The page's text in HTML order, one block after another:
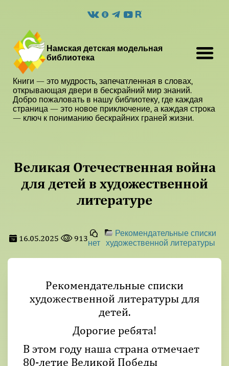
Намская детская модельная
библиотека
Книги — это мудрость, запечатленная в словах,
открывающая двери в бескрайний мир знаний.
Добро пожаловать в нашу библиотеку, где каждая
страница — это новое приключение, а каждая строка
— ключ к пониманию бескрайних граней жизни.
Великая Отечественная война
для детей в художественной
литературе
16.05.2025 913
нет
Рекомендательные списки
художественной литературы
Рекомендательные списки
художественной литературы для
детей.
Дорогие ребята!
В этом году наша страна отмечает
80-летие Великой Победы